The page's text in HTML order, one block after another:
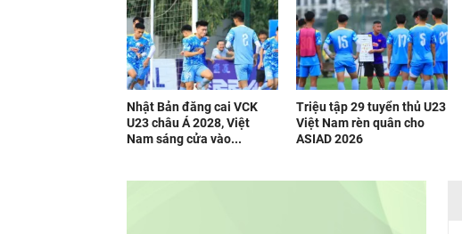
Nhật Bản đăng cai VCK
U23 châu Á 2028, Việt
Nam sáng cửa vào...
Triệu tập 29 tuyển thủ U23
Việt Nam rèn quân cho
ASIAD 2026